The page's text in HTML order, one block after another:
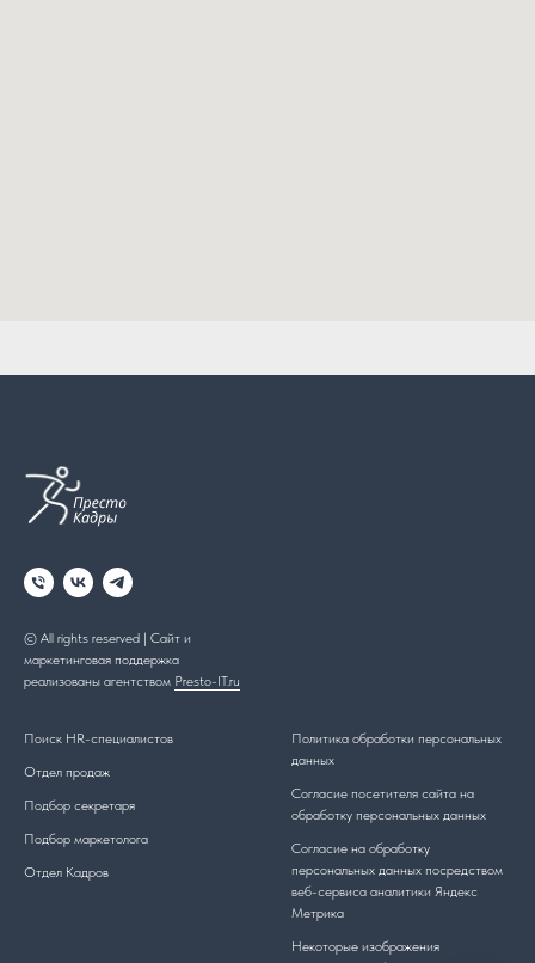
© All rights reserved | Сайт и
маркетинговая поддержка
реализованы агентством Presto-IT.ru
Поиск HR-специалистов
Отдел продаж
Подбор секретаря
Подбор маркетолога
Отдел Кадров
Политика обработки персональных
данных
Cогласие посетителя сайта на
обработку персональных данных
Согласие на обработку
персональных данных посредством
веб-сервиса аналитики Яндекс
Метрика
Некоторые изображения